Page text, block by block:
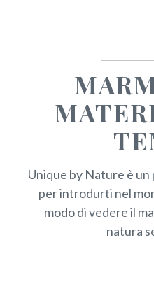
Unique by Nature è
per introdurti nel
modo di vedere il
natura